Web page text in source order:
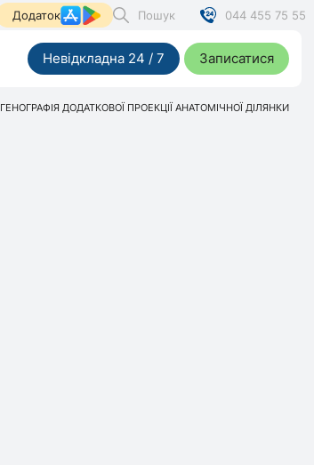
Додаток Пошук 044 455 75 55
Невідкладна 24 / 7 Записатися
ДОДАТКОВОЇ ПРОЕКЦІЇ АНАТОМІЧНОЇ ДІЛЯНКИ